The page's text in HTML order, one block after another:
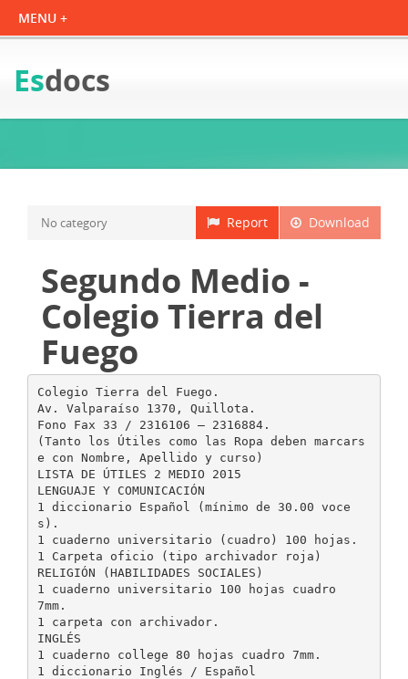
Esdocs
Download
Report
No category
Segundo Medio -
Colegio Tierra del
Fuego
Colegio Tierra del Fuego.
Av. Valparaíso 1370, Quillota.
Fono Fax 33 / 2316106 – 2316884.
(Tanto los Útiles como las Ropa deben marcars
e con Nombre, Apellido y curso)
LISTA DE ÚTILES 2 MEDIO 2015
LENGUAJE Y COMUNICACIÓN
1 diccionario Español (mínimo de 30.00 voce
s).
1 cuaderno universitario (cuadro) 100 hojas.
1 Carpeta oficio (tipo archivador roja)
RELIGIÓN (HABILIDADES SOCIALES)
1 cuaderno universitario 100 hojas cuadro
7mm.
1 carpeta con archivador.
INGLÉS
1 cuaderno college 80 hojas cuadro 7mm.
1 diccionario Inglés / Español